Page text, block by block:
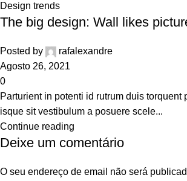
Design trends
The big design: Wall likes
Posted by
rafalexandre
Agosto 26, 2021
0
Parturient in potenti id rutrum duis torquent
isque sit vestibulum a posuere scele...
Continue reading
Deixe um comentário
O seu endereço de email não será